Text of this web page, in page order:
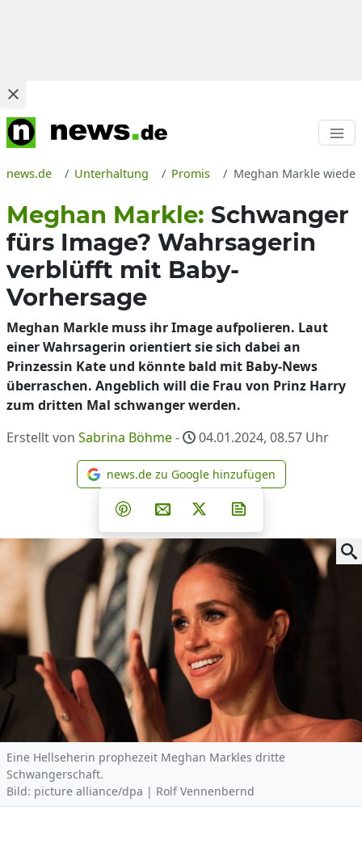
news.de Unterhaltung Promis Meghan Markle
Meghan Markle: Schwanger
fürs Image? Wahrsagerin
verblüfft mit Baby-
Vorhersage
Meghan Markle muss ihr Image aufpolieren. Laut
einer Wahrsagerin orientiert sie sich dabei an
Prinzessin Kate und könnte bald mit Baby-News
überraschen. Angeblich will die Frau von Prinz Harry
zum dritten Mal schwanger werden.
Erstellt von Sabrina Böhme- 04.01.2024, 08.57 Uhr
news.de zu Google
news.de zu Google hinzufügen
Teilen auf Facebook
Teilen auf Whatsapp
Teilen auf Telegram
Teilen auf Pinterest
Per E-Mail teilen
Post auf X
Eine Hellseherin prophezeit Meghan Markles dritte
Schwangerschaft.
Bild: picture alliance/dpa | Rolf Vennenbernd